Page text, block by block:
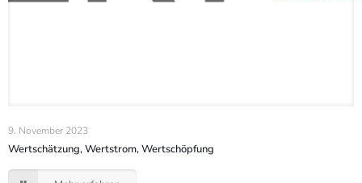
9. November 2023
Wertschätzung, Wertstrom, Wertschöpfung